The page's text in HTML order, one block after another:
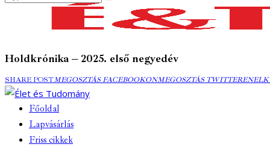
Holdkrónika – 2025. első negyedév
SHARE POSTMEGOSZTÁS
FACEBOOKON
MEGOSZTÁS FACEBOOKONMEGOSZTÁS
MEGOSZTÁS TWITTEREN
Főoldal
Lapvásárlás
Friss cikkek